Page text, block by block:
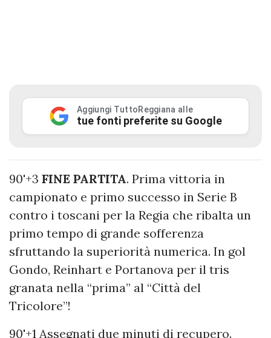
Aggiungi TuttoReggiana alle
tue fonti preferite su Google
90'+3 FINE PARTITA. Prima vittoria in
campionato e primo successo in Serie B
contro i toscani per la Regia che ribalta un
primo tempo di grande sofferenza
sfruttando la superiorità numerica. In gol
Gondo, Reinhart e Portanova per il tris
granata nella “prima” al “Città del
Tricolore”!
90'+1 Assegnati due minuti di recupero.